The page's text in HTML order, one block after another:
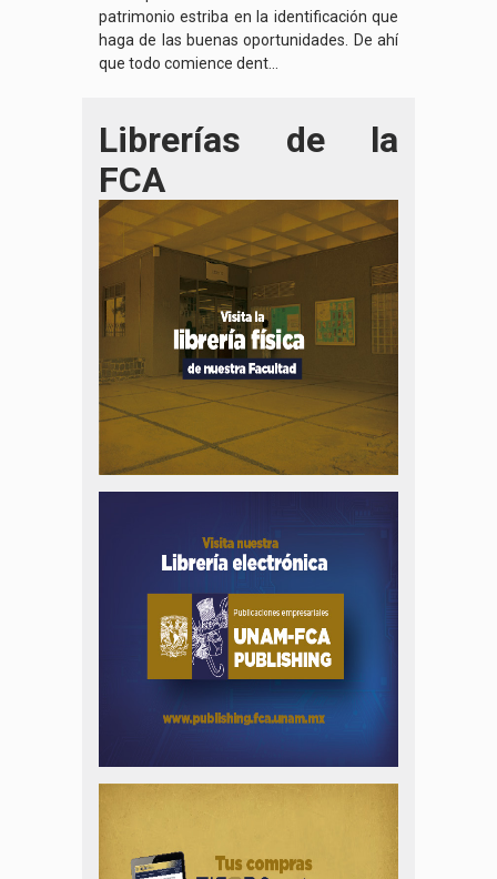
patrimonio estriba en la identificación que
haga de las buenas oportunidades. De ahí
que todo comience dent...
Librerías de la
FCA